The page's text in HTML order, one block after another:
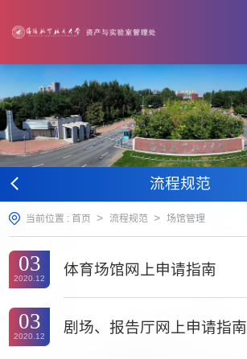
流程规范
当前位置 : 首页 > 流程规范 > 场馆管理
03
2020.12
体育场馆网上申请指南
03
2020.12
剧场、报告厅网上申请指南